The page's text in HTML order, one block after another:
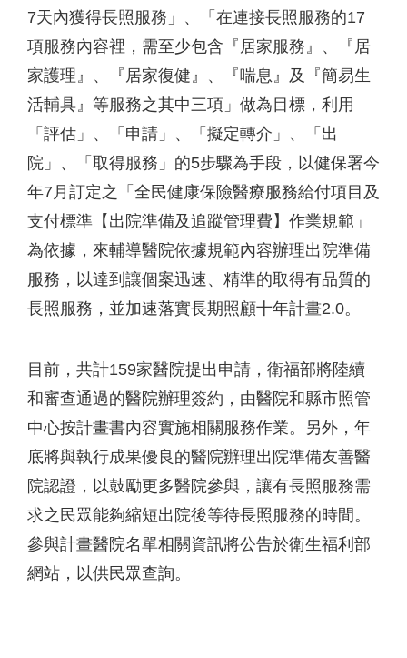
7天內獲得長照服務」、「在連接長照服務的17
項服務內容裡，需至少包含『居家服務』、『居
家護理』、『居家復健』、『喘息』及『簡易生
活輔具』等服務之其中三項」做為目標，利用
「評估」、「申請」、「擬定轉介」、「出
院」、「取得服務」的5步驟為手段，以健保署今
年7月訂定之「全民健康保險醫療服務給付項目及
支付標準【出院準備及追蹤管理費】作業規範」
為依據，來輔導醫院依據規範內容辦理出院準備
服務，以達到讓個案迅速、精準的取得有品質的
長照服務，並加速落實長期照顧十年計畫2.0。
目前，共計159家醫院提出申請，衛福部將陸續
和審查通過的醫院辦理簽約，由醫院和縣市照管
中心按計畫書內容實施相關服務作業。另外，年
底將與執行成果優良的醫院辦理出院準備友善醫
院認證，以鼓勵更多醫院參與，讓有長照服務需
求之民眾能夠縮短出院後等待長照服務的時間。
參與計畫醫院名單相關資訊將公告於衛生福利部
網站，以供民眾查詢。